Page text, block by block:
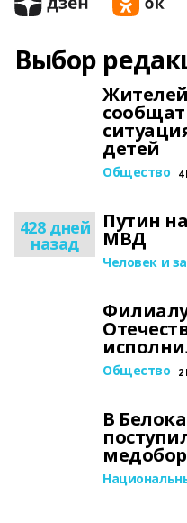
Выбор
детей
Общество 4
428 дней
назад
Путин
МВД
Человек и
Общество 2
В